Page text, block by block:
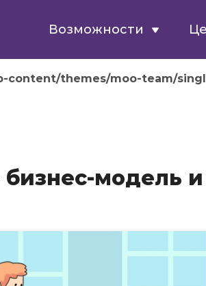
Возможности
content/themes/moo-team/
бизнес-модель